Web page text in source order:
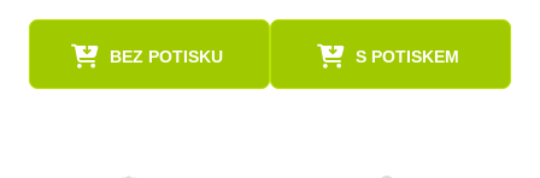
BEZ POTISKU S POTISKEM